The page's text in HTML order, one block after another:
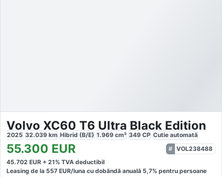
Volvo XC60 T6 Ultra Black Edition
2025 32.039 km Hibrid (B/E) 1.969 cm³ 349 CP Cutie automată
55.300 EUR
VOL238488
45.702 EUR + 21% TVA deductibil
Leasing de la 557 EUR/luna cu dobăndă anuală 5,7% pentru persoane